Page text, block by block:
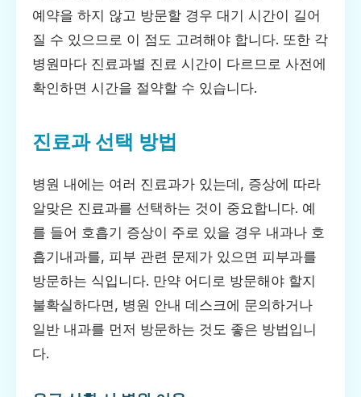
예약을 하지 않고 방문할 경우 대기 시간이 길어
질 수 있으므로 이 점도 고려해야 합니다. 또한 각
병원마다 진료과별 진료 시간이 다르므로 사전에
확인하면 시간을 절약할 수 있습니다.
진료과 선택 방법
병원 내에는 여러 진료과가 있는데, 증상에 따라
알맞은 진료과를 선택하는 것이 중요합니다. 예
를 들어 호흡기 증상이 주로 있을 경우 내과나 호
흡기내과를, 피부 관련 문제가 있으면 피부과를
방문하는 식입니다. 만약 어디로 방문해야 할지
불확실하다면, 병원 안내 데스크에 문의하거나
일반 내과를 먼저 방문하는 것도 좋은 방법입니
다.